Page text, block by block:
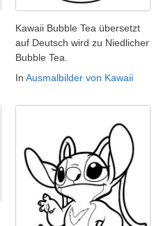
Kawaii Bubble Tea übersetzt
auf Deutsch wird zu Niedlicher
Bubble Tea.
In Ausmalbilder von Kawaii